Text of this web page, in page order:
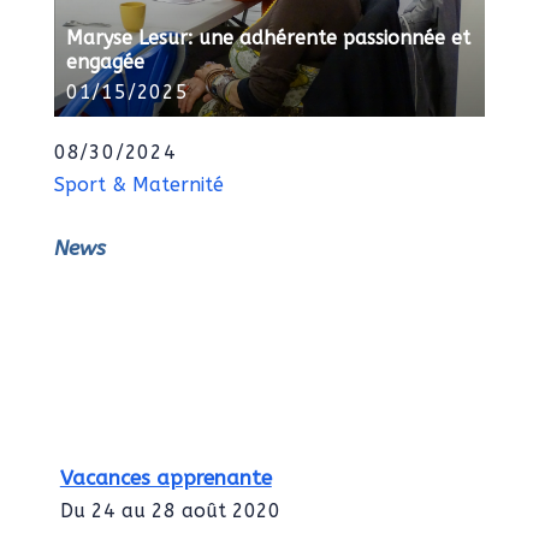
Maryse Lesur: une adhérente passionnée et
engagée
01/15/2025
08/30/2024
Sport & Maternité
News
Vacances apprenante
Du 24 au 28 août 2020